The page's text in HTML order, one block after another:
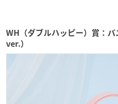
WH（ダブルハッピー）賞：
ver.）